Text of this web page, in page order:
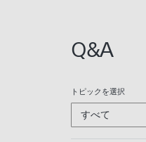
Q&A
トピックを選択
すべて